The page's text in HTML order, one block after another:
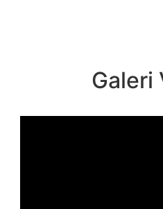
Galeri